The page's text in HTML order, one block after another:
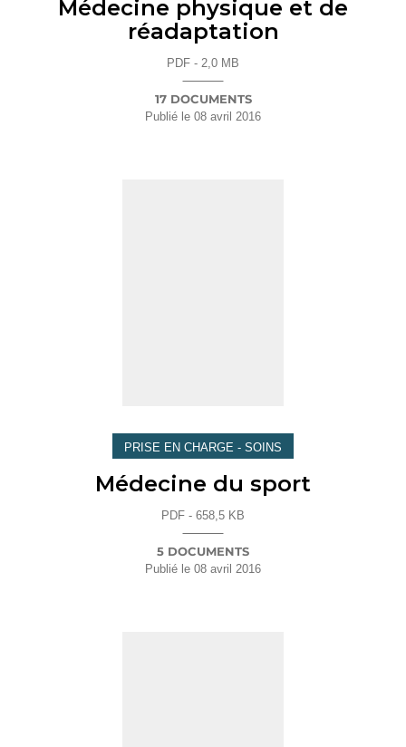
Médecine physique et de
réadaptation
PDF - 2,0 MB
17 DOCUMENTS
Publié le 08 avril 2016
PRISE EN CHARGE - SOINS
Médecine du sport
PDF - 658,5 KB
5 DOCUMENTS
Publié le 08 avril 2016